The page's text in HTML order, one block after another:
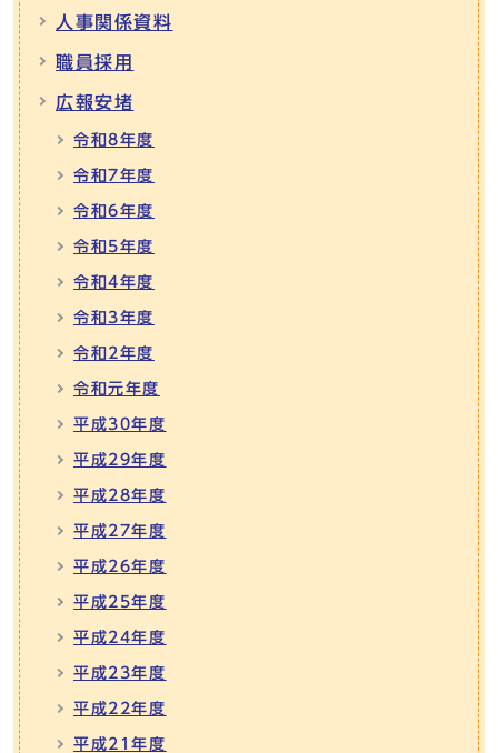
人事関係資料
職員採用
広報安堵
令和8年度
令和7年度
令和6年度
令和5年度
令和4年度
令和3年度
令和2年度
令和元年度
平成30年度
平成29年度
平成28年度
平成27年度
平成26年度
平成25年度
平成24年度
平成23年度
平成22年度
平成21年度